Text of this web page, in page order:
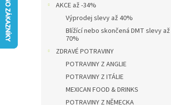
AKCE až -34%
Výprodej slevy až 40%
Blížící nebo skončená DMT slevy až
70%
ZDRAVÉ POTRAVINY
POTRAVINY Z ANGLIE
POTRAVINY Z ITÁLIE
MEXICAN FOOD & DRINKS
POTRAVINY Z NĚMECKA